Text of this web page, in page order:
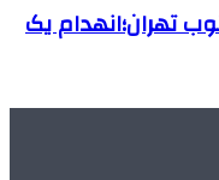
تهران؛انهدام یک